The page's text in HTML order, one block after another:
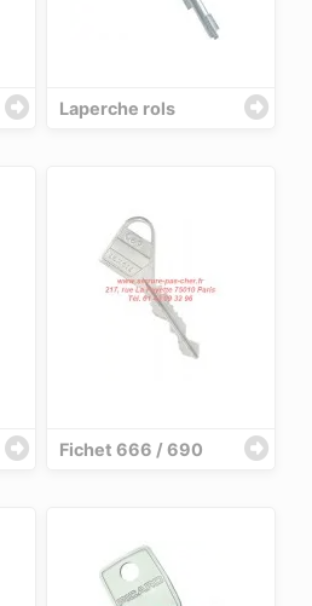
Laperche rols
Fichet 666 / 690